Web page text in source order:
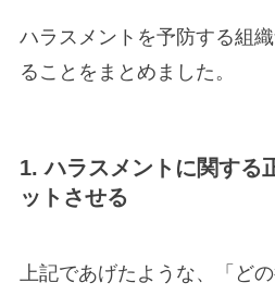
ハラスメントを予防する組
ることをまとめました。
1. ハラスメントに関する
ットさせる
上記であげたような、「ど